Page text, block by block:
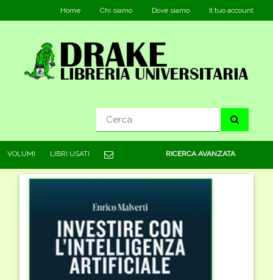
Home Chi siamo Dove siamo Il tuo account
VOLUMI LIBRI USATI RICERCA AVANZATA